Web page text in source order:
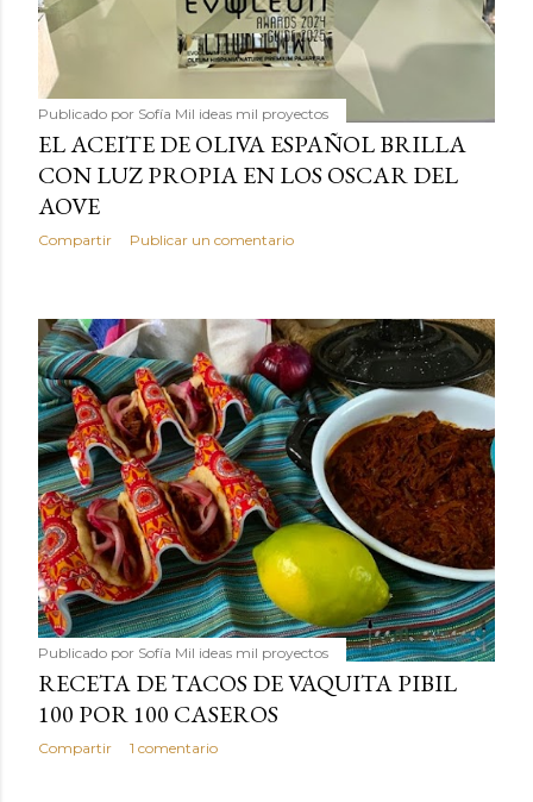
Publicado por Sofía Mil ideas mil proyectos
EL ACEITE DE OLIVA ESPAÑOL BRILLA
CON LUZ PROPIA EN LOS OSCAR DEL
AOVE
Compartir Publicar un comentario
Publicado por Sofía Mil ideas mil proyectos
RECETA DE TACOS DE VAQUITA PIBIL
100 POR 100 CASEROS
Compartir 1 comentario